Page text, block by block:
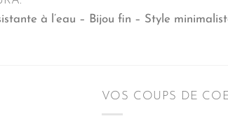
à l’eau – Bijou fin – Style
VOS COUPS DE